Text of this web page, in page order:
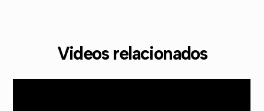
Videos relacionados